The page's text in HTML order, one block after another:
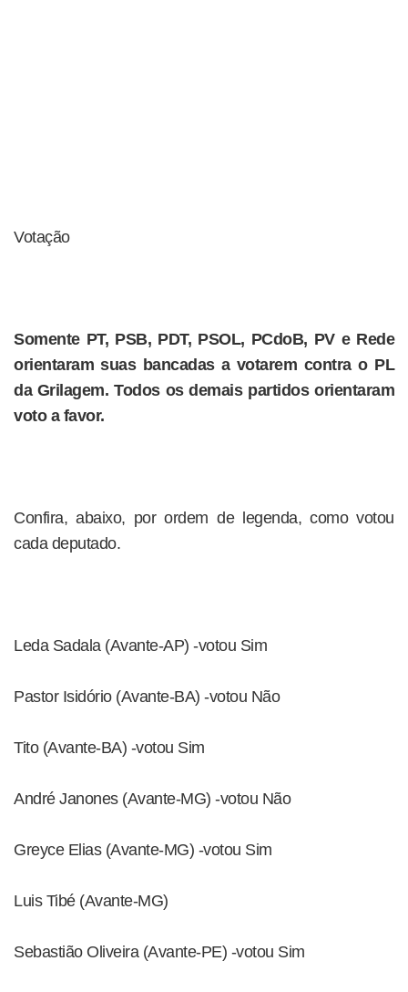
Votação
Somente PT, PSB, PDT, PSOL, PCdoB, PV e Rede
orientaram suas bancadas a votarem contra o PL
da Grilagem. Todos os demais partidos orientaram
voto a favor.
Confira, abaixo, por ordem de legenda, como votou
cada deputado.
Leda Sadala (Avante-AP) -votou Sim
Pastor Isidório (Avante-BA) -votou Não
Tito (Avante-BA) -votou Sim
André Janones (Avante-MG) -votou Não
Greyce Elias (Avante-MG) -votou Sim
Luis Tibé (Avante-MG)
Sebastião Oliveira (Avante-PE) -votou Sim